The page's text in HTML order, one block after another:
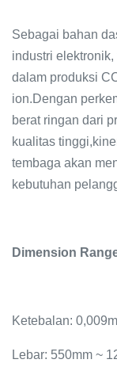
Sebagai bahan
industri
dalam produksi
ion.Dengan
berat ringan dari
kualitas
tembaga akan
kebutuhan
Dimension
Ketebalan:
Lebar: 550mm ~